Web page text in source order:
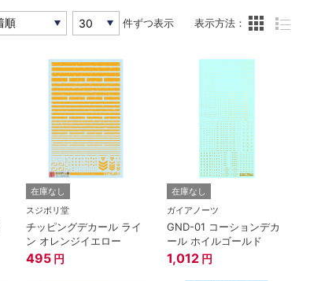
件ずつ表示 表示方法：
在庫なし
スジボリ堂
チッピングデカール ライ
ン オレンジイエロー
495 円
在庫なし
ガイアノーツ
GND-01 コーションデカ
ール ホイルゴールド
1,012 円